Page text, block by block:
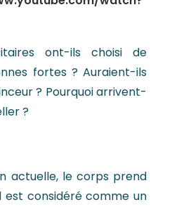
ont-ils choisi de
fortes ? Auraient-ils
? Pourquoi arrivent-
?
actuelle, le corps prend
considéré comme un